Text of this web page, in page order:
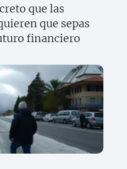
que las
que sepas
financiero